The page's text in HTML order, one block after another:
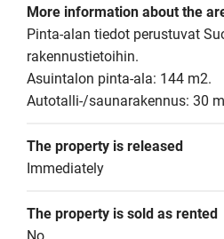
More information about the
Pinta-alan tiedot perustuvat
rakennustietoihin.
Asuintalon pinta-ala: 144 m2.
Autotalli-/saunarakennus: 30
The property is released
Immediately
The property is sold as rented